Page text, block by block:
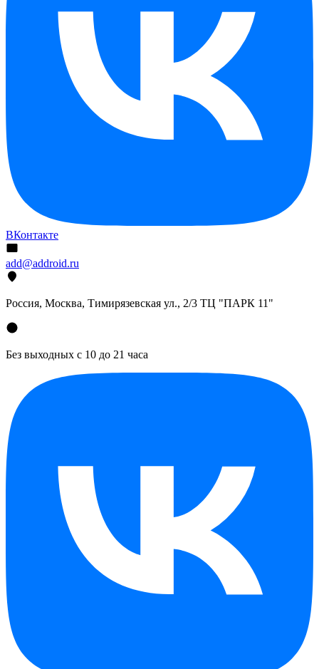
ВКонтакте
add@addroid.ru
Россия, Москва, Тимирязевская ул., 2/3 ТЦ "ПАРК 11"
Без выходных с 10 до 21 часа